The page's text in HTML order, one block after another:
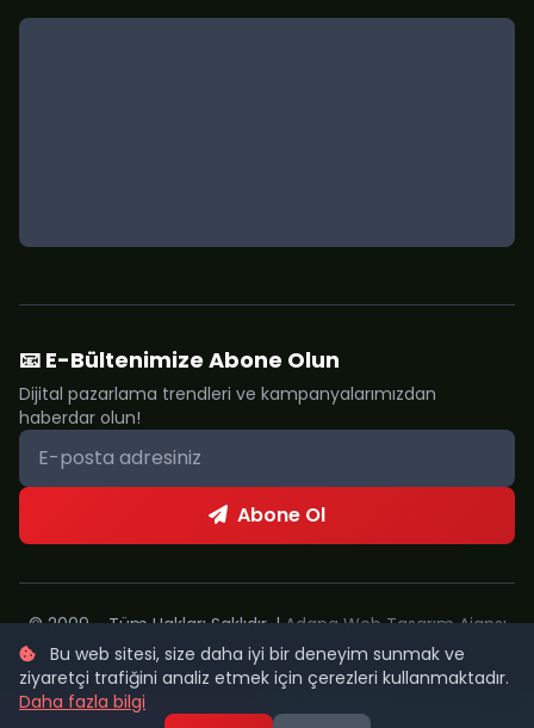
📧 E-Bültenimize Abone Olun
Dijital pazarlama trendleri ve kampanyalarımızdan
haberdar olun!
Abone Ol
© 2009 - Tüm Hakları Saklıdır. |Adana Web Tasarım Ajansı
Metropol Web
Bu web sitesi, size daha iyi bir deneyim sunmak ve
ziyaretçi trafiğini analiz etmek için çerezleri kullanmaktadır.
Daha fazla bilgi